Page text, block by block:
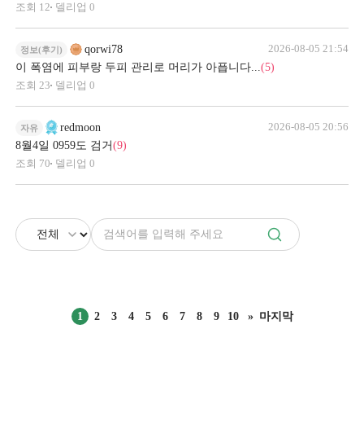
조회 12 델리업 0
정보(후기)
qorwi78
이 폭염에 피부랑 두피 관리로 머리가 아픕니다...(5)
2026-08-05 21:54
조회 23 델리업 0
자유
redmoon
8월4일 0959도 검거(9)
2026-08-05 20:56
조회 70 델리업 0
1 2 3 4 5 6 7 8 9 10 » 마지막